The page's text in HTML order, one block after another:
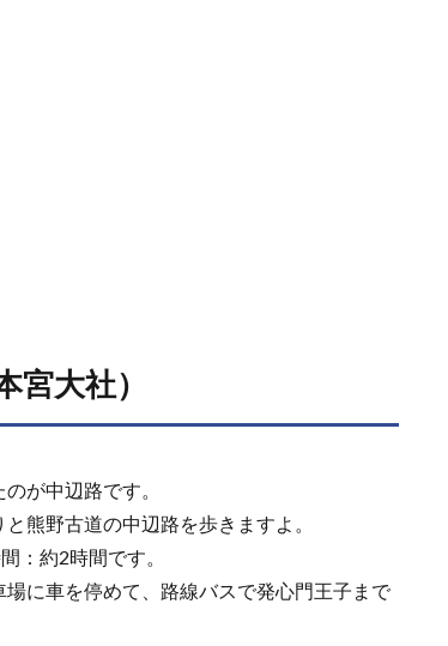
大社）
が中辺路です。
熊野古道の中辺路を歩きますよ。
：約2時間です。
に車を停めて、路線バスで発心門王子まで